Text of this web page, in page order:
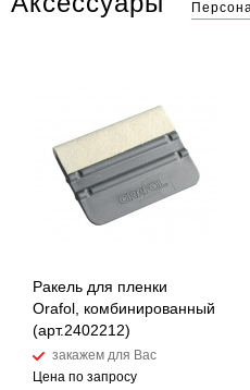
Ракель для пленки
Orafol, комбинированный
(арт.2402212)
закажем для Вас
Цена по запросу